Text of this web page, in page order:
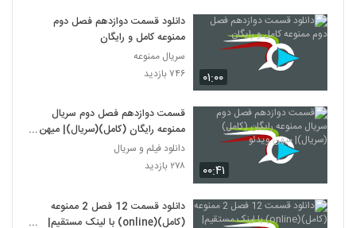
۰۱:۰۰
دانلود قسمت دوازدهم فصل دوم
ممنوعه کامل و رایگان
سریال ممنوعه
۷۴۶ بازدید
۰۰:۴۱
قسمت دوازدهم فصل دوم سريال
ممنوعه رايگان (کامل)(سريال)| میهن
ویدئو
دانلود فیلم و سریال
۲۷۸ بازدید
دانلود قسمت 12 فصل 2 ممنوعه
(کامل)(online) با لینک مستقیم|